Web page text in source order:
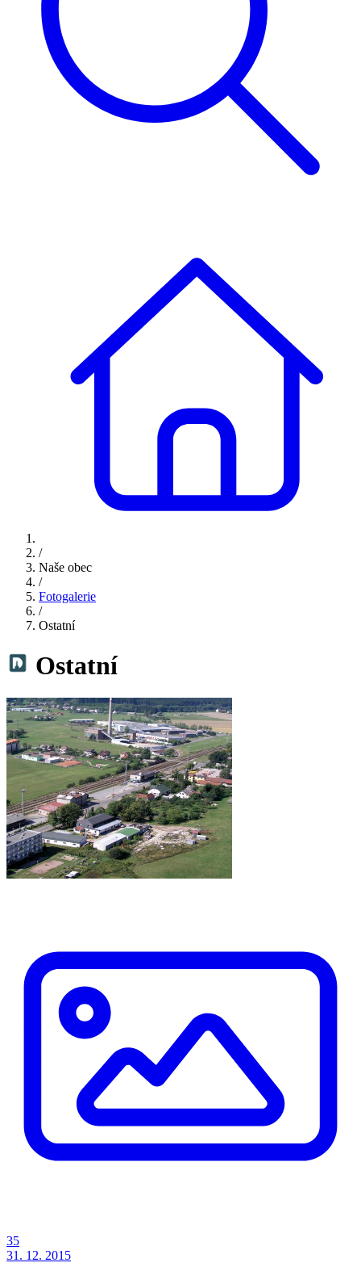
/
Naše obec
/
Fotogalerie
/
Ostatní
Ostatní
35
31. 12. 2015